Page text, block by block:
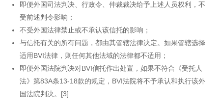
即便外国司法判决、行政令、仲裁裁决给予上述人员权利，不
受前述判令影响；
不受外国法律禁止或不承认该信托的影响；
与信托有关的所有问题，都由其管辖法律决定。如果管辖选择
适用BVI法律，则任何其他法域的法律都不适用；
即便外国法院判决对BVI信托作出处置，如果不符合《受托人
法》第83A条13-18款的规定，BVI法院将不予承认和执行该外
国法院判决。[3]